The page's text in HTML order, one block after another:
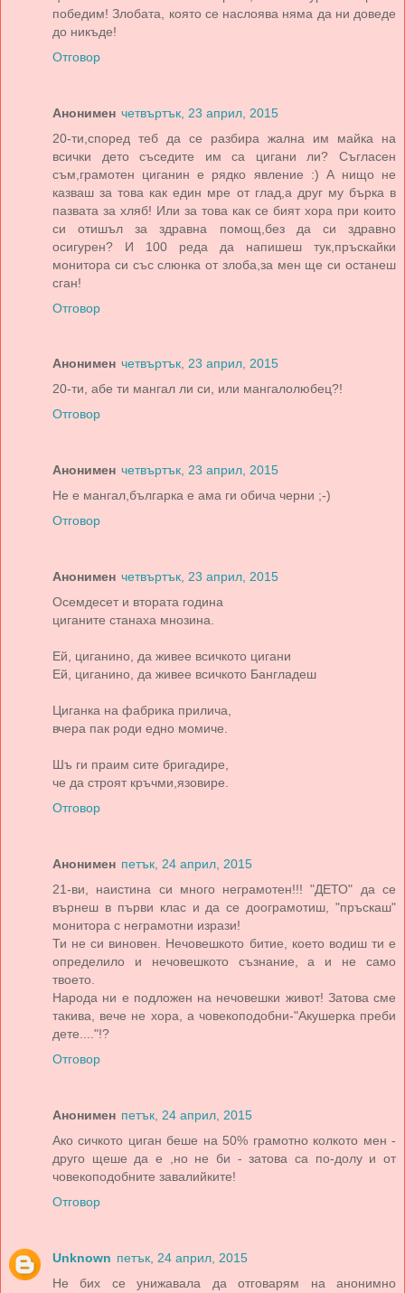
победим! Злобата, която се наслоява няма да ни доведе
до никъде!
Отговор
Анонимен четвъртък, 23 април, 2015
20-ти,според теб да се разбира жална им майка на
всички дето съседите им са цигани ли? Съгласен
съм,грамотен циганин е рядко явление :) А нищо не
казваш за това как един мре от глад,а друг му бърка в
пазвата за хляб! Или за това как се бият хора при които
си отишъл за здравна помощ,без да си здравно
осигурен? И 100 реда да напишеш тук,пръскайки
монитора си със слюнка от злоба,за мен ще си останеш
сган!
Отговор
Анонимен четвъртък, 23 април, 2015
20-ти, абе ти мангал ли си, или мангалолюбец?!
Отговор
Анонимен четвъртък, 23 април, 2015
Не е мангал,българка е ама ги обича черни ;-)
Отговор
Анонимен четвъртък, 23 април, 2015
Осемдесет и втората година
циганите станаха мнозина.
Ей, циганино, да живее всичкото цигани
Ей, циганино, да живее всичкото Бангладеш
Циганка на фабрика прилича,
вчера пак роди едно момиче.
Шъ ги праим сите бригадире,
че да строят кръчми,язовире.
Отговор
Анонимен петък, 24 април, 2015
21-ви, наистина си много неграмотен!!! "ДЕТО" да се
върнеш в първи клас и да се доограмотиш, "пръскаш"
монитора с неграмотни изрази!
Ти не си виновен. Нечовешкото битие, което водиш ти е
определило и нечовешкото съзнание, а и не само
твоето.
Народа ни е подложен на нечовешки живот! Затова сме
такива, вече не хора, а човекоподобни-"Акушерка преби
дете...."!?
Отговор
Анонимен петък, 24 април, 2015
Ако сичкото циган беше на 50% грамотно колкото мен -
друго щеше да е ,но не би - затова са по-долу и от
човекоподобните завалийките!
Отговор
Unknown петък, 24 април, 2015
Не бих се унижавала да отговарям на анонимно